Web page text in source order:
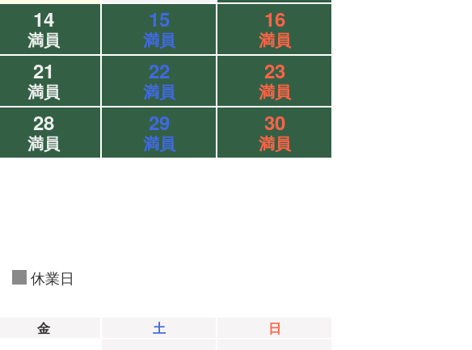
14
満員
15
満員
16
満員
21
満員
22
満員
23
満員
28
満員
29
満員
30
満員
休業日
金 土 日